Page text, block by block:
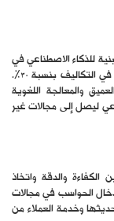
للذكاء الاصطناعي في
الأعمال حققت زيادة في الإنتاجية بنسبة 40%، وانخفاضاً في التكاليف بنسبة 30%.
والمعالجة اللغوية
ليصل إلى مجالات غير
والدقة واتخاذ
الحواسب في مجالات
وخدمة العملاء من